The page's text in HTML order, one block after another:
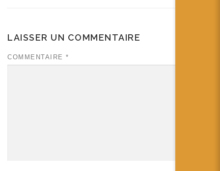
LAISSER UN COMMENTAIRE
COMMENTAIRE *